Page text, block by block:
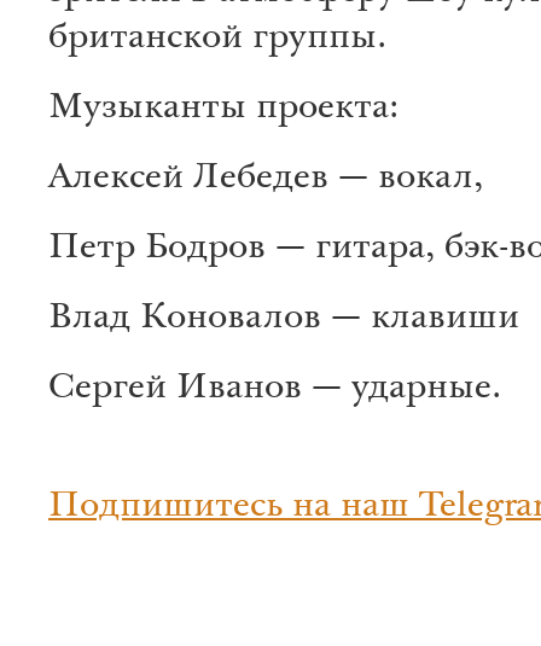
британской группы.
Музыканты проекта:
Алексей Лебедев — вокал,
Петр Бодров — гитара, бэк-
Влад Коновалов — клавиши
Сергей Иванов — ударные.
Подпишитесь на наш